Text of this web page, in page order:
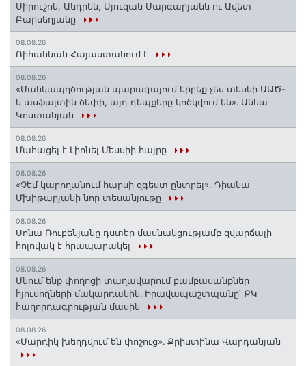
Սիրուշոն, Անդրեն, Սյուզան Մարգարյանն ու Ավետ
Բարսեղյանը
08.08.26
Ռիհաննան Հայաստանում է
08.08.26
«Մանկապղծության պարագայում երբեք չես տեսնի ԱԱԾ-
ն ասֆալտին ծեփի, այդ դեպքերը կոծկվում են»․ Աննա
Կոստանյան
08.08.26
Մահացել է Լիոնել Մեսսիի հայրը
08.08.26
«Չեմ կարողանում հարսի զգեստ ընտրել». Դիանա
Մխիթարյանի նոր տեսանյութը
08.08.26
Սոնա Ռուբենյանը դստեր մասնակցությամբ զվարճալի
հոլովակ է հրապարակել
08.08.26
Մնում ենք փողոցի տաղավարում բամբասանքներ
հյուսողների մակարդակին․ Իրավապաշտպանը՝ ՔԿ
հաղորդագրության մասին
08.08.26
«Մարդիկ խեղդվում են փոշուց»․ Քրիստինա Վարդանյան